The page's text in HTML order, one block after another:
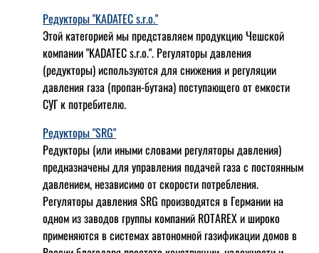
Редукторы "KADATEC s.r.o."
Этой категорией мы представляем продукцию Чешской
компании "KADATEC s.r.o.". Регуляторы давления
(редукторы) используются для снижения и регуляции
давления газа (пропан-бутана) поступающего от емкости
СУГ к потребителю.
Редукторы "SRG"
Редукторы (или иными словами регуляторы давления)
предназначены для управления подачей газа с постоянным
давлением, независимо от скорости потребления.
Регуляторы давления SRG производятся в Германии на
одном из заводов группы компаний ROTAREX и широко
применяются в системах автономной газификации домов в